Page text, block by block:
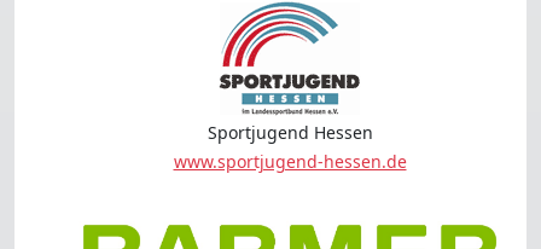
Sportjugend Hessen
www.sportjugend-hessen.de